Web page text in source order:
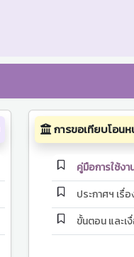
การขอเทียบโอน
คู่มือการใช้ง
ประกาศฯ เรื่
ขั้นตอน และเ